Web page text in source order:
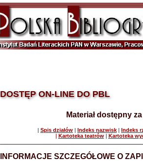
DOSTĘP ON-LINE DO PBL
Materiał dostępny
| Spis działów | Indeks nazwisk | Indeks
| Kartoteka teatrów| Kartoteka
INFORMACJE SZCZEGÓŁOWE O